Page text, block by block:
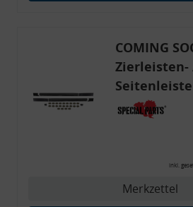
COMING
Zierleisten-
80 Cabrio,
Zierleiste,
inkl.
Merkzettel